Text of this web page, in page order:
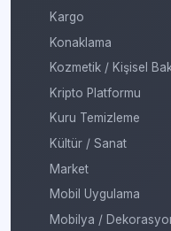
Kargo
Konaklama
Kozmetik / Kişisel
Kripto Platformu
Kuru Temizleme
Kültür / Sanat
Market
Mobil Uygulama
Mobilya /